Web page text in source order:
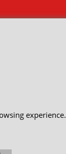
was used.
experience.